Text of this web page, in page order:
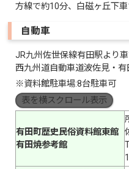
方線で約10分、白磁ヶ丘下車
自動車
JR九州佐世保線有田駅より
西九州道自動車道波佐見・有
※資料館駐車場:8台駐車可
表を横スクロール表示
有田町歴史民俗資料館東館
有田焼参考館